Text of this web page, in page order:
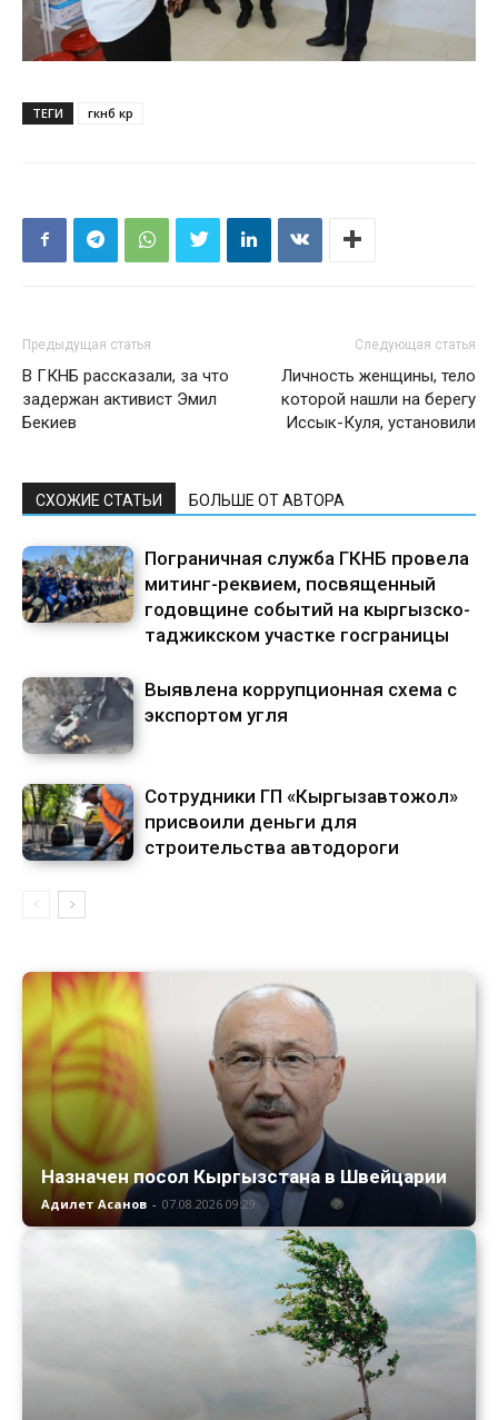
ТЕГИ гкнб кр
Предыдущая статья
В ГКНБ рассказали, за что
задержан активист Эмил
Бекиев
Следующая статья
Личность женщины, тело
которой нашли на берегу
Иссык-Куля, установили
СХОЖИЕ СТАТЬИ БОЛЬШЕ ОТ АВТОРА
Пограничная служба ГКНБ провела
митинг-реквием, посвященный
годовщине событий на кыргызско-
таджикском участке госграницы
Выявлена коррупционная схема с
экспортом угля
Сотрудники ГП «Кыргызавтожол»
присвоили деньги для
строительства автодороги
Назначен посол Кыргызстана в Швейцарии
Адилет Асанов - 07.08.2026 09:29